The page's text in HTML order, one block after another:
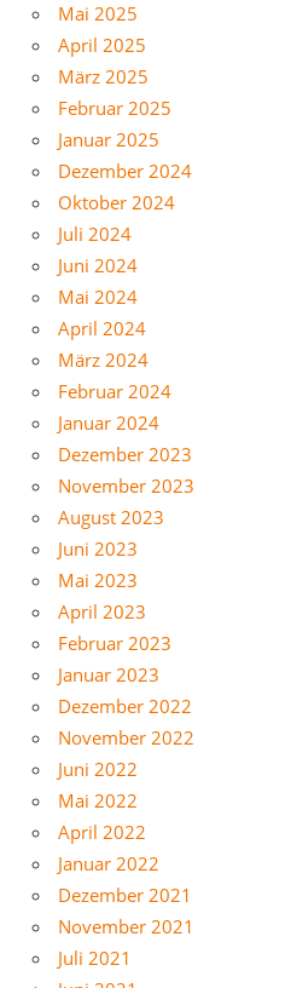
Mai 2025
April 2025
März 2025
Februar 2025
Januar 2025
Dezember 2024
Oktober 2024
Juli 2024
Juni 2024
Mai 2024
April 2024
März 2024
Februar 2024
Januar 2024
Dezember 2023
November 2023
August 2023
Juni 2023
Mai 2023
April 2023
Februar 2023
Januar 2023
Dezember 2022
November 2022
Juni 2022
Mai 2022
April 2022
Januar 2022
Dezember 2021
November 2021
Juli 2021